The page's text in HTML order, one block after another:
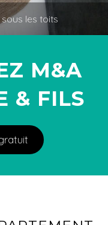
les toits
M&A
& FILS